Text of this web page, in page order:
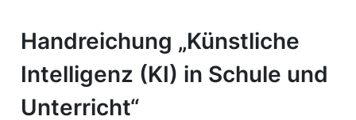
Handreichung „Künstliche
Intelligenz (KI) in Schule und
Unterricht“